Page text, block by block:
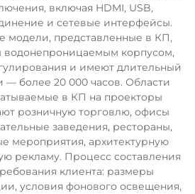
включая HDMI, USB,
и сетевые интерфейсы.
модели, представленные в КП,
водонепроницаемым корпусом,
и имеют длительный
— более 20 000 часов. Области
в КП на проекторы
розничную торговлю, офисы
заведения, рестораны,
мероприятия, архитектурную
рекламу. Процесс составления
клиента: размеры
условия фонового освещения,